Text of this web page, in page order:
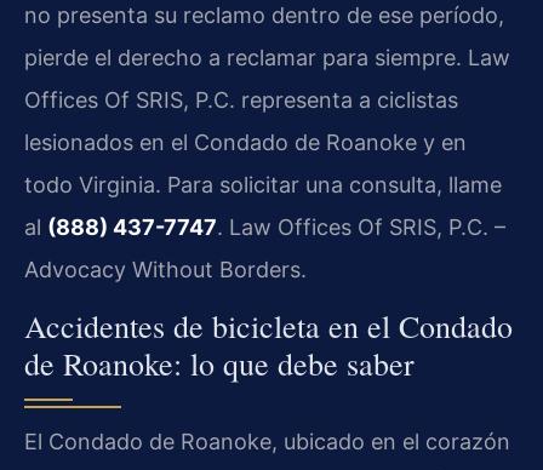
no presenta su reclamo dentro de ese período,
pierde el derecho a reclamar para siempre. Law
Offices Of SRIS, P.C. representa a ciclistas
lesionados en el Condado de Roanoke y en
todo Virginia. Para solicitar una consulta, llame
al (888) 437-7747. Law Offices Of SRIS, P.C. –
Advocacy Without Borders.
Accidentes de bicicleta en el Condado
de Roanoke: lo que debe saber
El Condado de Roanoke, ubicado en el corazón